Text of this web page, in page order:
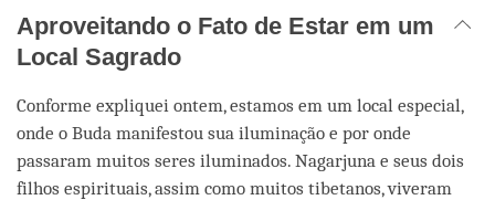
Aproveitando o Fato de Estar em um
Local Sagrado
Conforme expliquei ontem, estamos em um local especial,
onde o Buda manifestou sua iluminação e por onde
passaram muitos seres iluminados. Nagarjuna e seus dois
filhos espirituais, assim como muitos tibetanos, viveram